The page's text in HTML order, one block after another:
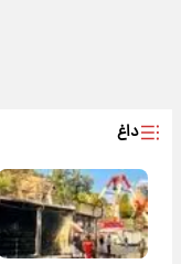
داغ